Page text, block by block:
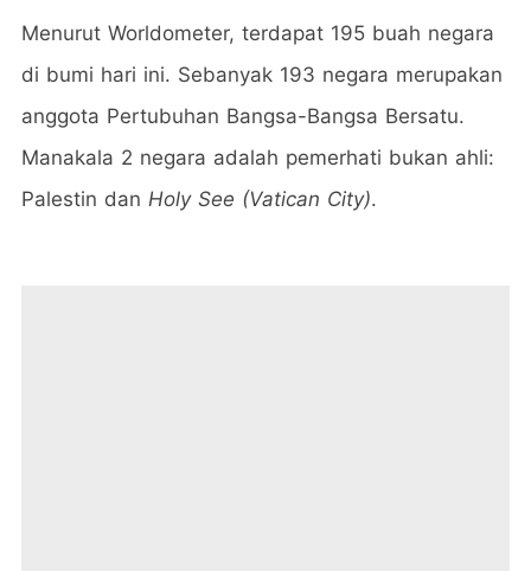
Menurut Worldometer, terdapat 195 buah negara
di bumi hari ini. Sebanyak 193 negara merupakan
anggota Pertubuhan Bangsa-Bangsa Bersatu.
Manakala 2 negara adalah pemerhati bukan ahli:
Palestin dan Holy See (Vatican City).